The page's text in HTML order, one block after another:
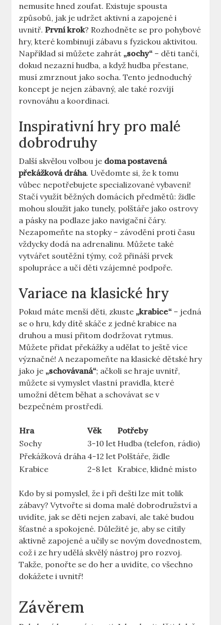
nemusíte hned zoufat. Existuje spousta
způsobů, jak je udržet aktivní a zapojené i
uvnitř.První krok? Rozhodněte se pro pohybové
hry, které kombinují zábavu s fyzickou aktivitou.
Například si můžete zahrát „sochy“ – děti tančí,
dokud nezazní hudba, a když hudba přestane,
musí zmrznout jako socha. Tento jednoduchý
koncept je nejen zábavný, ale také rozvíjí
rovnováhu a koordinaci.
Inspirativní hry pro malé
dobrodruhy
Další skvělou volbou je doma postavená
překážková dráha. Uvědomte si, že k tomu
vůbec nepotřebujete specializované vybavení!
Stačí využít běžných domácích předmětů: židle
mohou sloužit jako tunely, polštáře jako ostrovy
a pásky na podlaze jako navigační čáry.
Nezapomeňte na stopky – závodění proti času
vždycky dodá na adrenalinu. Můžete také
vytvářet soutěžní týmy, což přináší prvek
spolupráce a učí děti vzájemné podpoře.
Variace na klasické hry
Pokud máte menší děti, zkuste „krabice“ – jedná
se o hru, kdy dítě skáče z jedné krabice na
druhou a musí přitom dodržovat rytmus.
Můžete přidat překážky a udělat to ještě více
význačné! A nezapomeňte na klasické dětské hry
jako je „schovávaná“; ačkoli se hraje uvnitř,
můžete si vymyslet vlastní pravidla, které
umožní dětem běhat a schovávat se v
bezpečném prostředí.
Hra Věk
Potřeby
Sochy
3-10 let Hudba (telefon, rádio)
Překážková dráha 4-12 let Polštáře, židle
Krabice
2-8 let Krabice, klidné místo
Kdo by si pomyslel, že i při dešti lze mít tolik
zábavy? Vytvořte si doma malé dobrodružství a
uvidíte, jak se děti nejen zabaví, ale také budou
šťastné a spokojené. Důležité je, aby se cítily
aktivně zapojené a učily se novým dovednostem,
což i ze hry udělá skvělý nástroj pro rozvoj.
Takže, ponořte se do her a uvidíte, co všechno
dokážete i uvnitř!
Závěrem